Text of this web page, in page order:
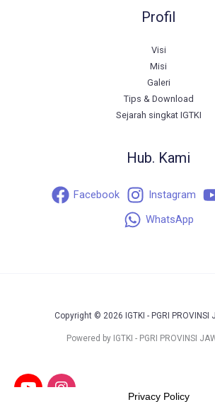
Profil
Visi
Misi
Galeri
Tips & Download
Sejarah singkat IGTKI
Hub. Kami
Facebook Instagram
WhatsApp
Copyright © 2026 IGTKI - PGRI PROVINSI
Powered by IGTKI - PGRI PROVINSI
Privacy Policy